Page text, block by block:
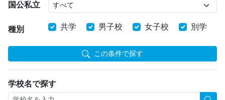
国公私立
種別 共学 男子校 女子校 別学
この条件で探す
学校名で探す